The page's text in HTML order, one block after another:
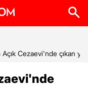
Açık Cezaevi'nde çıkan